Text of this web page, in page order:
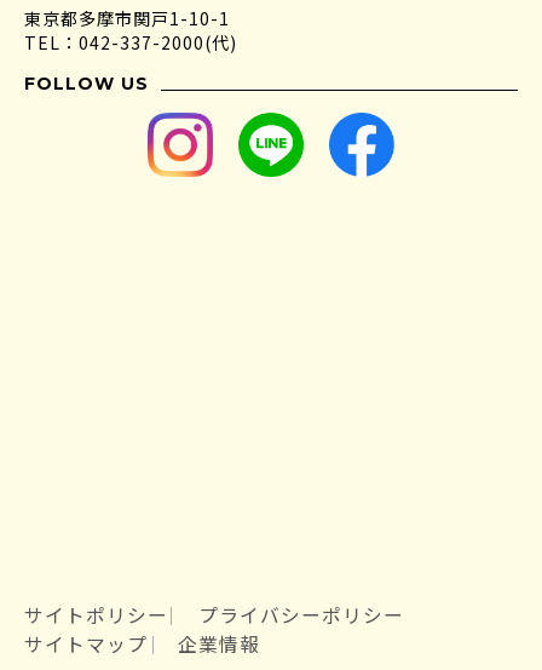
東京都多摩市関戸1-10-1
TEL：042-337-2000(代)
FOLLOW US
サイトポリシー
プライバシーポリシー
サイトマップ
企業情報